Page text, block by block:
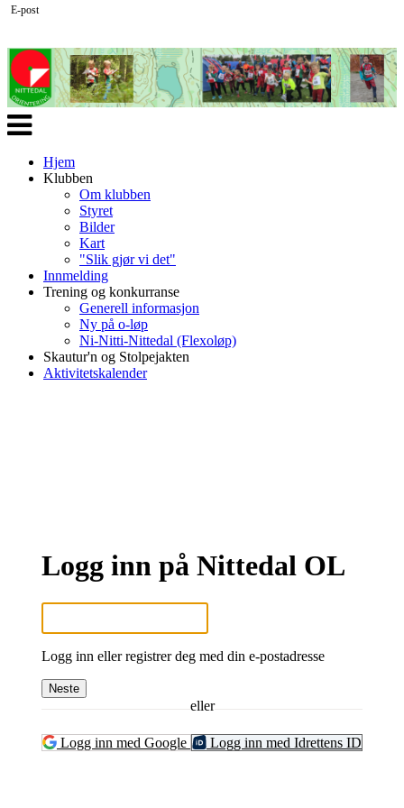
Veksle
navigasjon
Hjem
Klubben
Om klubben
Styret
Bilder
Kart
"Slik gjør vi det"
Innmelding
Trening og konkurranse
Generell informasjon
Ny på o-løp
Ni-Nitti-Nittedal (Flexoløp)
Skautur'n og Stolpejakten
Aktivitetskalender
Logg inn på Nittedal OL
E-post
Logg inn eller registrer deg med din e-postadresse
Neste
eller
Logg inn med Google Logg inn med Idrettens ID